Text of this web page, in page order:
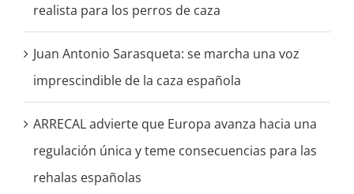
realista para los perros de caza
Juan Antonio Sarasqueta: se marcha una voz
imprescindible de la caza española
ARRECAL advierte que Europa avanza hacia una
regulación única y teme consecuencias para las
rehalas españolas